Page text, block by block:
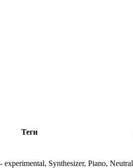
Теги
Synthesizer, Piano, Neutral